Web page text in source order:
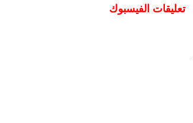
تعليقات الفيسبوك